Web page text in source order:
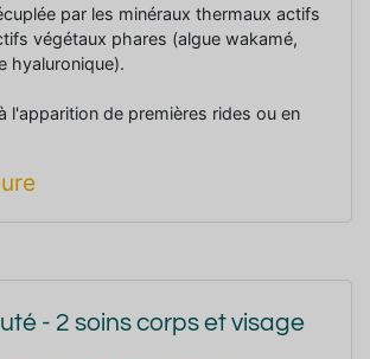
par les minéraux thermaux actifs
végétaux phares (algue wakamé,
hyaluronique).
l'apparition de premières rides ou en
- 2 soins corps et visage